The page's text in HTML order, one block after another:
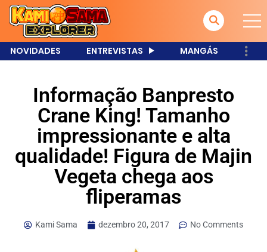
NOVIDADES ENTREVISTAS MANGÁS
Informação Banpresto
Crane King! Tamanho
impressionante e alta
qualidade! Figura de Majin
Vegeta chega aos
fliperamas
Kami Sama dezembro 20, 2017 No Comments